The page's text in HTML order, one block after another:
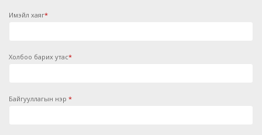
Имэйл хаяг*
Холбоо барих утас*
Байгууллагын нэр *